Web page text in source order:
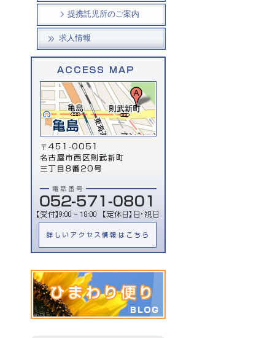
提携託児所のご案内
求人情報